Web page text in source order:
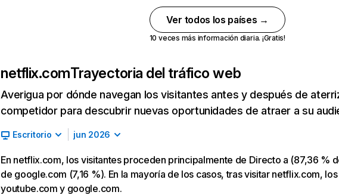
Ver todos los países →
10 veces más información diaria. ¡Gratis!
netflix.comTrayectoria del tráfico web
Averigua por dónde navegan los visitantes antes y después de
competidor para descubrir nuevas oportunidades de atraer a su
Escritorio jun 2026
En netflix.com, los visitantes proceden principalmente de Directo a (87,36 %
de google.com (7,16 %). En la mayoría de los casos, tras visitar netflix.com,
youtube.com y google.com.